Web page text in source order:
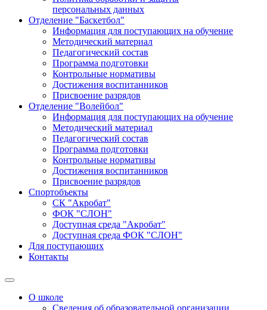
персональных данных
Отделение "Баскетбол"
Информация для поступающих на обучение
Методический материал
Педагогический состав
Программа подготовки
Контрольные нормативы
Достижения воспитанников
Присвоение разрядов
Отделение "Волейбол"
Информация для поступающих на обучение
Методический материал
Педагогический состав
Программа подготовки
Контрольные нормативы
Достижения воспитанников
Присвоение разрядов
Спортобъекты
СК "Акробат"
ФОК "СЛОН"
Доступная среда "Акробат"
Доступная среда ФОК "СЛОН"
Для поступающих
Контакты
О школе
Сведения об образовательной организации